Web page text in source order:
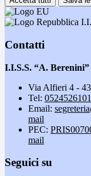
Contatti
I.I.S.S. “A. Berenini”
Via Alfieri 4 -
Tel: 0524526101
Email:
mail
PEC:
mail
Seguici su